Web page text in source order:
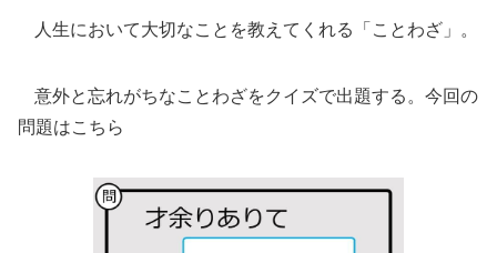
人生において大切なことを教えてくれる「ことわざ」。
意外と忘れがちなことわざをクイズで出題する。今回の
問題はこちら